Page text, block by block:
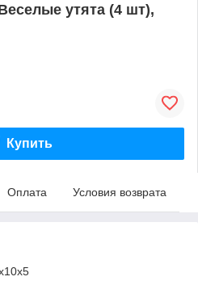
утята (4 шт),
Купить
Оплата Условия возврата